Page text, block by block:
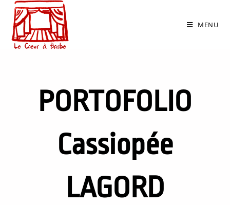
MENU
PORTOFOLIO
Cassiopée
LAGORD